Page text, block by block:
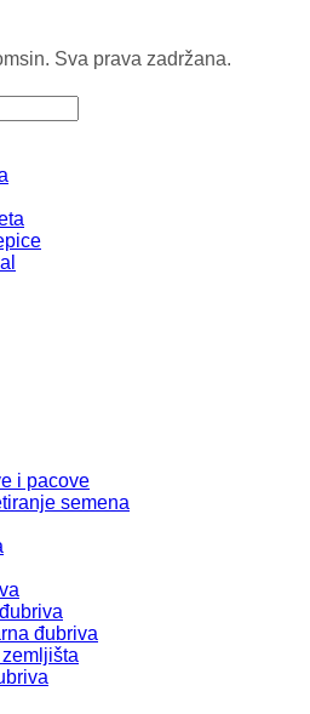
Sva prava zadržana.
i pacove
semena
đubriva